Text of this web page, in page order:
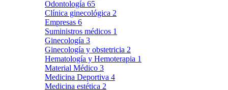
Odontología 65
Clínica ginecológica 2
Empresas 6
Suministros médicos 1
Ginecología 3
Ginecología y obstetricia 2
Hematología y Hemoterapia 1
Material Médico 3
Medicina Deportiva 4
Medicina estética 2